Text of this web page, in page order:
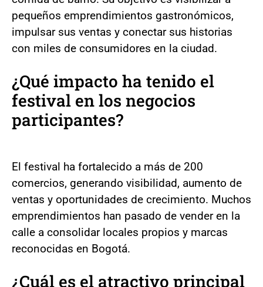
pequeños emprendimientos gastronómicos,
impulsar sus ventas y conectar sus historias
con miles de consumidores en la ciudad.
¿Qué impacto ha tenido el
festival en los negocios
participantes?
El festival ha fortalecido a más de 200
comercios, generando visibilidad, aumento de
ventas y oportunidades de crecimiento. Muchos
emprendimientos han pasado de vender en la
calle a consolidar locales propios y marcas
reconocidas en Bogotá.
¿Cuál es el atractivo principal